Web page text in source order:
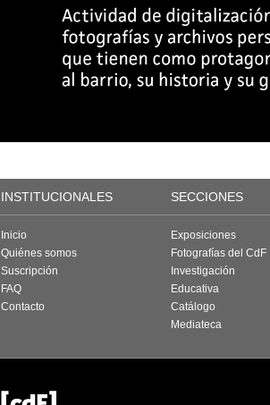
INSTITUCIONALES SECCIONES
Inicio
Quiénes somos
Suscripción
FAQ
Contacto
Exposiciones
Fotografías del CdF
Investigación
Educativa
Catálogo
Mediateca